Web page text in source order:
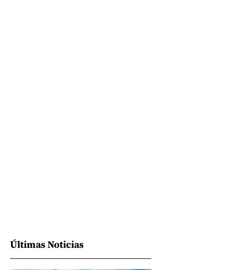
Últimas Noticias